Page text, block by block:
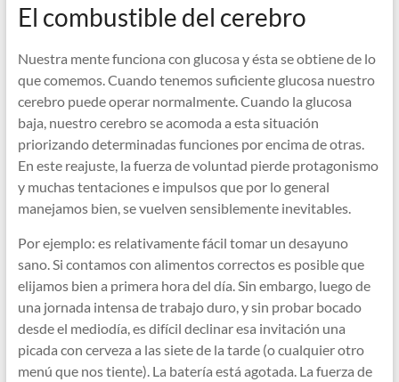
El combustible del cerebro
Nuestra mente funciona con glucosa y ésta se obtiene de lo
que comemos. Cuando tenemos suficiente glucosa nuestro
cerebro puede operar normalmente. Cuando la glucosa
baja, nuestro cerebro se acomoda a esta situación
priorizando determinadas funciones por encima de otras.
En este reajuste, la fuerza de voluntad pierde protagonismo
y muchas tentaciones e impulsos que por lo general
manejamos bien, se vuelven sensiblemente inevitables.
Por ejemplo: es relativamente fácil tomar un desayuno
sano. Si contamos con alimentos correctos es posible que
elijamos bien a primera hora del día. Sin embargo, luego de
una jornada intensa de trabajo duro, y sin probar bocado
desde el mediodía, es difícil declinar esa invitación una
picada con cerveza a las siete de la tarde (o cualquier otro
menú que nos tiente). La batería está agotada. La fuerza de